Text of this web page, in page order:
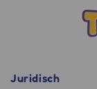
Juridisch